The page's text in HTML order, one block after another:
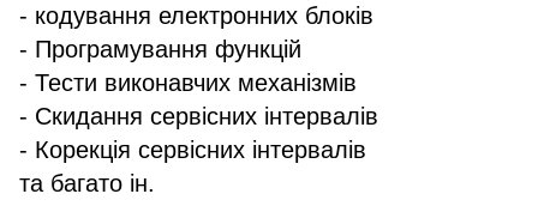
- кодування електронних блоків
- Програмування функцій
- Тести виконавчих механізмів
- Скидання сервісних інтервалів
- Корекція сервісних інтервалів
та багато ін.